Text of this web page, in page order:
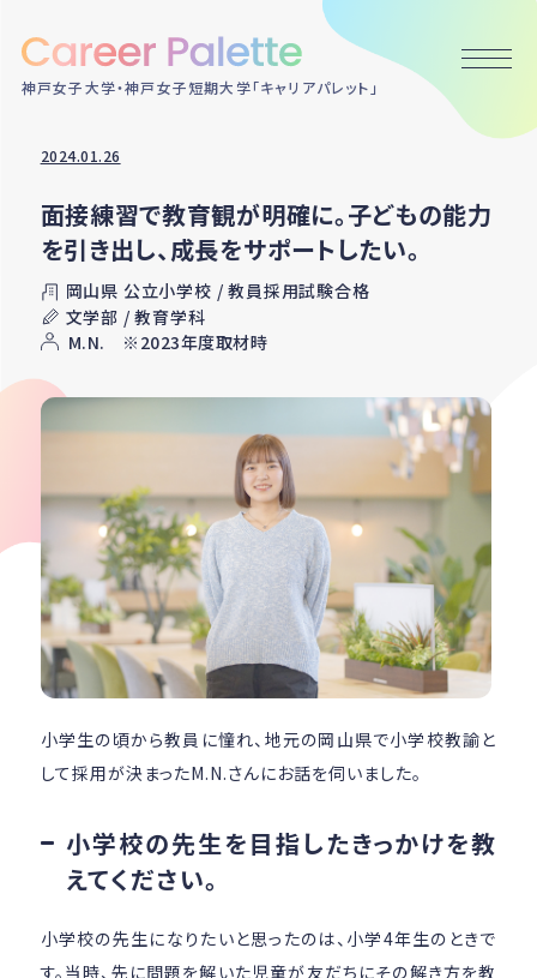
神戸女子大学・神戸女子短期大学「キャリアパレット」
2024.01.26
面接練習で教育観が明確に。子どもの能力
を引き出し、成長をサポートしたい。
岡山県 公立小学校 / 教員採用試験合格
文学部 / 教育学科
M.N. ※2023年度取材時
小学生の頃から教員に憧れ、地元の岡山県で小学校教諭と
して採用が決まったM.N.さんにお話を伺いました。
小学校の先生を目指したきっかけを教
えてください。
小学校の先生になりたいと思ったのは、小学4年生のときで
す。当時、先に問題を解いた児童が友だちにその解き方を教